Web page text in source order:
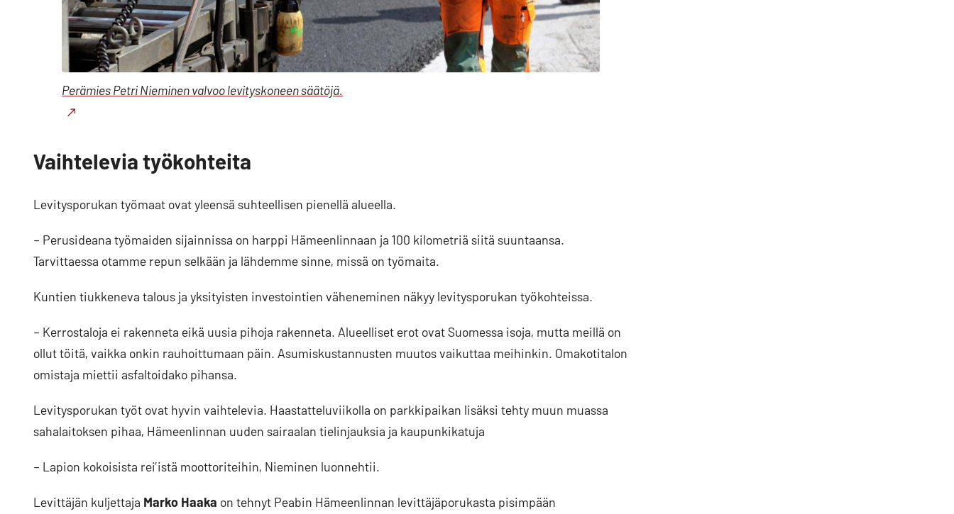
Perämies Petri Nieminen valvoo levityskoneen säätöjä.
Vaihtelevia työkohteita
Levitysporukan työmaat ovat yleensä suhteellisen pienellä alueella.
– Perusideana työmaiden sijainnissa on harppi Hämeenlinnaan ja 100 kilometriä siitä suuntaansa.
Tarvittaessa otamme repun selkään ja lähdemme sinne, missä on työmaita.
Kuntien tiukkeneva talous ja yksityisten investointien väheneminen näkyy levitysporukan työkohteissa.
– Kerrostaloja ei rakenneta eikä uusia pihoja rakenneta. Alueelliset erot ovat Suomessa isoja, mutta meillä on
ollut töitä, vaikka onkin rauhoittumaan päin. Asumiskustannusten muutos vaikuttaa meihinkin. Omakotitalon
omistaja miettii asfaltoidako pihansa.
Levitysporukan työt ovat hyvin vaihtelevia. Haastatteluviikolla on parkkipaikan lisäksi tehty muun muassa
sahalaitoksen pihaa, Hämeenlinnan uuden sairaalan tielinjauksia ja kaupunkikatuja
– Lapion kokoisista rei’istä moottoriteihin, Nieminen luonnehtii.
Levittäjän kuljettaja Marko Haaka on tehnyt Peabin Hämeenlinnan levittäjäporukasta pisimpään